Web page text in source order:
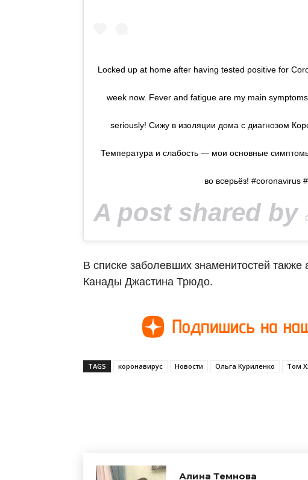
Locked up at home after having tested positive for
week now. Fever and fatigue are my main
seriously! Сижу в изоляции дома с диагнозом
Температура и слабость — мои основные
во всерьёз! #coronavirus
A post shared by
В списке заболевших знаменитостей
Канады Джастина Трюдо.
TAGS коронавирус Новости Ольга Куриленко Том
Алина Темнова